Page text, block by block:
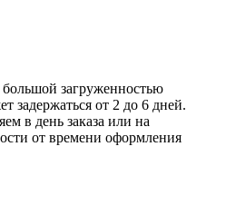
большой загруженностью
задержаться от 2 до 6 дней.
в день заказа или на
от времени оформления